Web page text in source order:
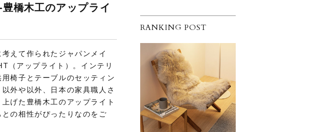
橋木工のアップライ
えて作られたジャパンメイ
（アップライト）。インテリ
椅子とテーブルのセッティン
外や以外、日本の家具職人さ
げた豊橋木工のアップライト
の相性がぴったりなのをご
RANKING POST